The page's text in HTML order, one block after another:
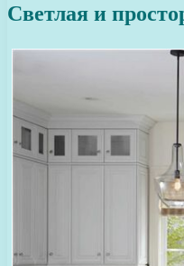
Светлая и